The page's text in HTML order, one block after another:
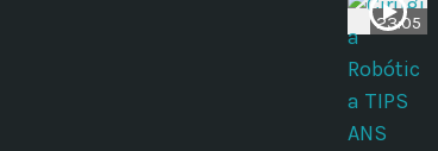
23:05